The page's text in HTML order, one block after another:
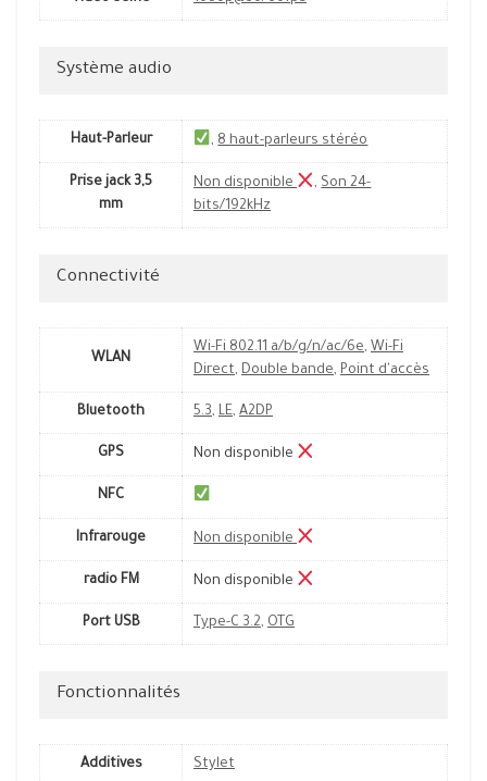
Système audio
Haut-Parleur ,8 haut-parleurs stéréo
Prise jack 3,5
mm
Non disponible ,Son 24-
bits/192kHz
Connectivité
WLAN
Wi-Fi 802.11 a/b/g/n/ac/6e, Wi-Fi
Direct, Double bande, Point d'accès
Bluetooth 5.3, LE, A2DP
GPS Non disponible
NFC
Infrarouge Non disponible
radio FM Non disponible
Port USB Type-C 3.2, OTG
Fonctionnalités
Additives Stylet